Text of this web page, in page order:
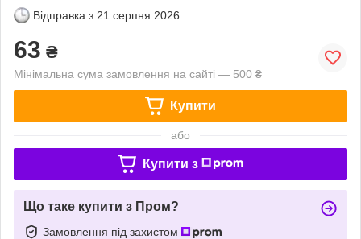
Відправка з 21 серпня 2026
63 ₴
Мінімальна сума замовлення на сайті — 500 ₴
Купити
або
Купити з
Що таке купити з Пром?
Замовлення під захистом